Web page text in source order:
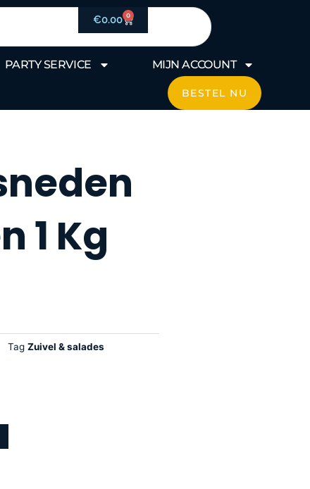
€0.00 0
Winkelwagen
PARTY SERVICE MIJN ACCOUNT
BESTEL NU
1 Kg
Tag Zuivel & salades